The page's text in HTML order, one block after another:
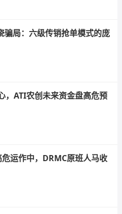
骗局：六级传销抢单模式的庞
，ATI农创未来资金盘高危预
运作中，DRMC原班人马收